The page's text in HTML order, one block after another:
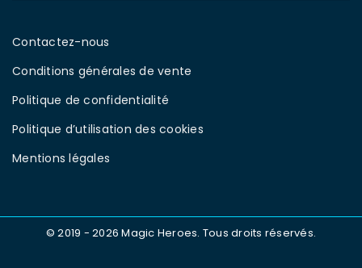
Contactez-nous
Conditions générales de vente
Politique de confidentialité
Politique d’utilisation des cookies
Mentions légales
© 2019 - 2026 Magic Heroes. Tous droits réservés.